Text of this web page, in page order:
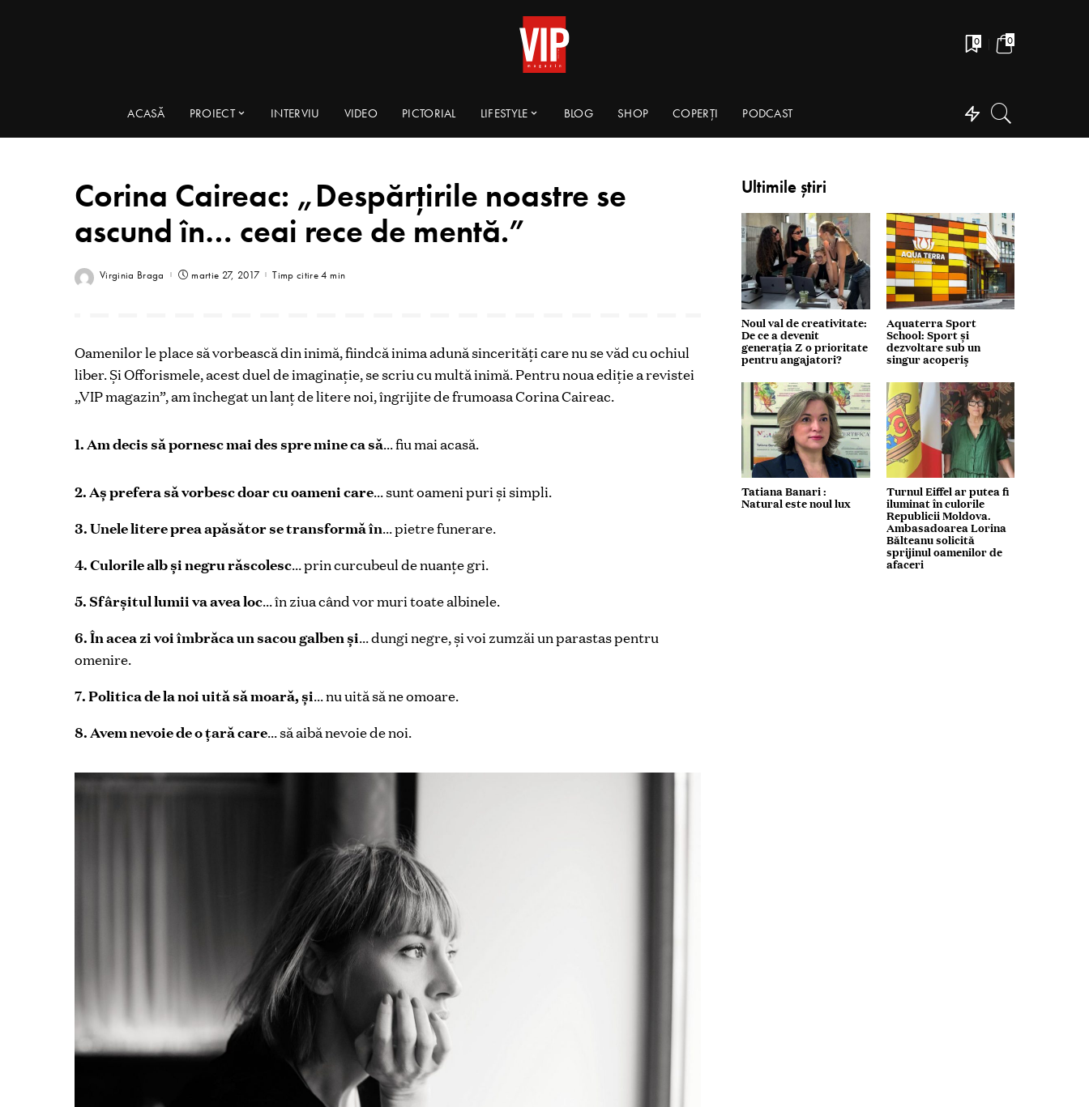
0 0
ACASĂ PROIECT INTERVIU VIDEO PICTORIAL LIFESTYLE BLOG SHOP COPERȚI PODCAST
Corina Caireac: „Despărţirile noastre se
ascund în… ceai rece de mentă.”
Virginia Braga martie 27, 2017 Timp citire 4 min
Oamenilor le place să vorbească din inimă, fiindcă inima adună sincerităţi care nu se văd cu ochiul
liber. Și Offorismele, acest duel de imaginaţie, se scriu cu multă inimă. Pentru noua ediţie a revistei
„VIP magazin”, am închegat un lanţ de litere noi, îngrijite de frumoasa Corina Caireac.
1. Am decis să pornesc mai des spre mine ca să… fiu mai acasă.
2. Aș prefera să vorbesc doar cu oameni care… sunt oameni puri și simpli.
3. Unele litere prea apăsător se transformă în… pietre funerare.
4. Culorile alb și negru răscolesc… prin curcubeul de nuanţe gri.
5. Sfârșitul lumii va avea loc… în ziua când vor muri toate albinele.
6. În acea zi voi îmbrăca un sacou galben și… dungi negre, și voi zumzăi un parastas pentru
omenire.
7. Politica de la noi uită să moară, și… nu uită să ne omoare.
8. Avem nevoie de o ţară care… să aibă nevoie de noi.
Ultimile știri
Noul val de creativitate:
De ce a devenit
generația Z o prioritate
pentru angajatori?
Aquaterra Sport
School: Sport și
dezvoltare sub un
singur acoperiș
Tatiana Banari :
Natural este noul lux
Turnul Eiffel ar putea fi
iluminat în culorile
Republicii Moldova.
Ambasadoarea Lorina
Bălteanu solicită
sprijinul oamenilor de
afaceri